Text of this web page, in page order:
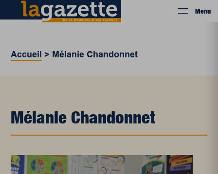
Menu
Accueil > Mélanie Chandonnet
Mélanie Chandonnet